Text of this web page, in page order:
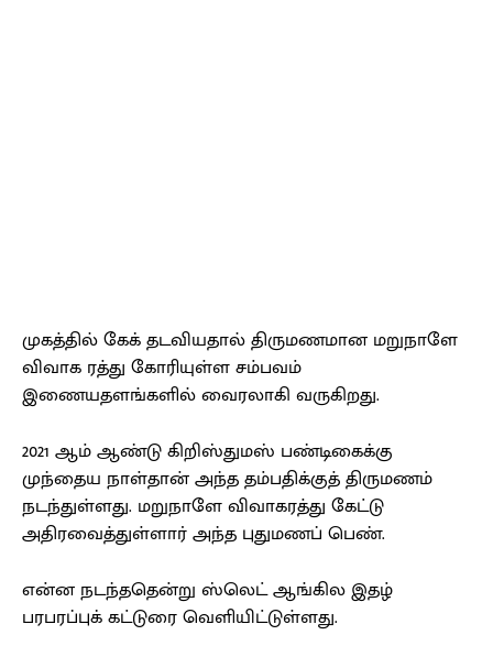
முகத்தில் கேக் தடவியதால் திருமணமான மறுநாளே
விவாக ரத்து கோரியுள்ள சம்பவம்
இணையதளங்களில் வைரலாகி வருகிறது.
2021 ஆம் ஆண்டு கிறிஸ்துமஸ் பண்டிகைக்கு
முந்தைய நாள்தான் அந்த தம்பதிக்குத் திருமணம்
நடந்துள்ளது. மறுநாளே விவாகரத்து கேட்டு
அதிரவைத்துள்ளார் அந்த புதுமணப் பெண்.
என்ன நடந்ததென்று ஸ்லெட் ஆங்கில இதழ்
பரபரப்புக் கட்டுரை வெளியிட்டுள்ளது.